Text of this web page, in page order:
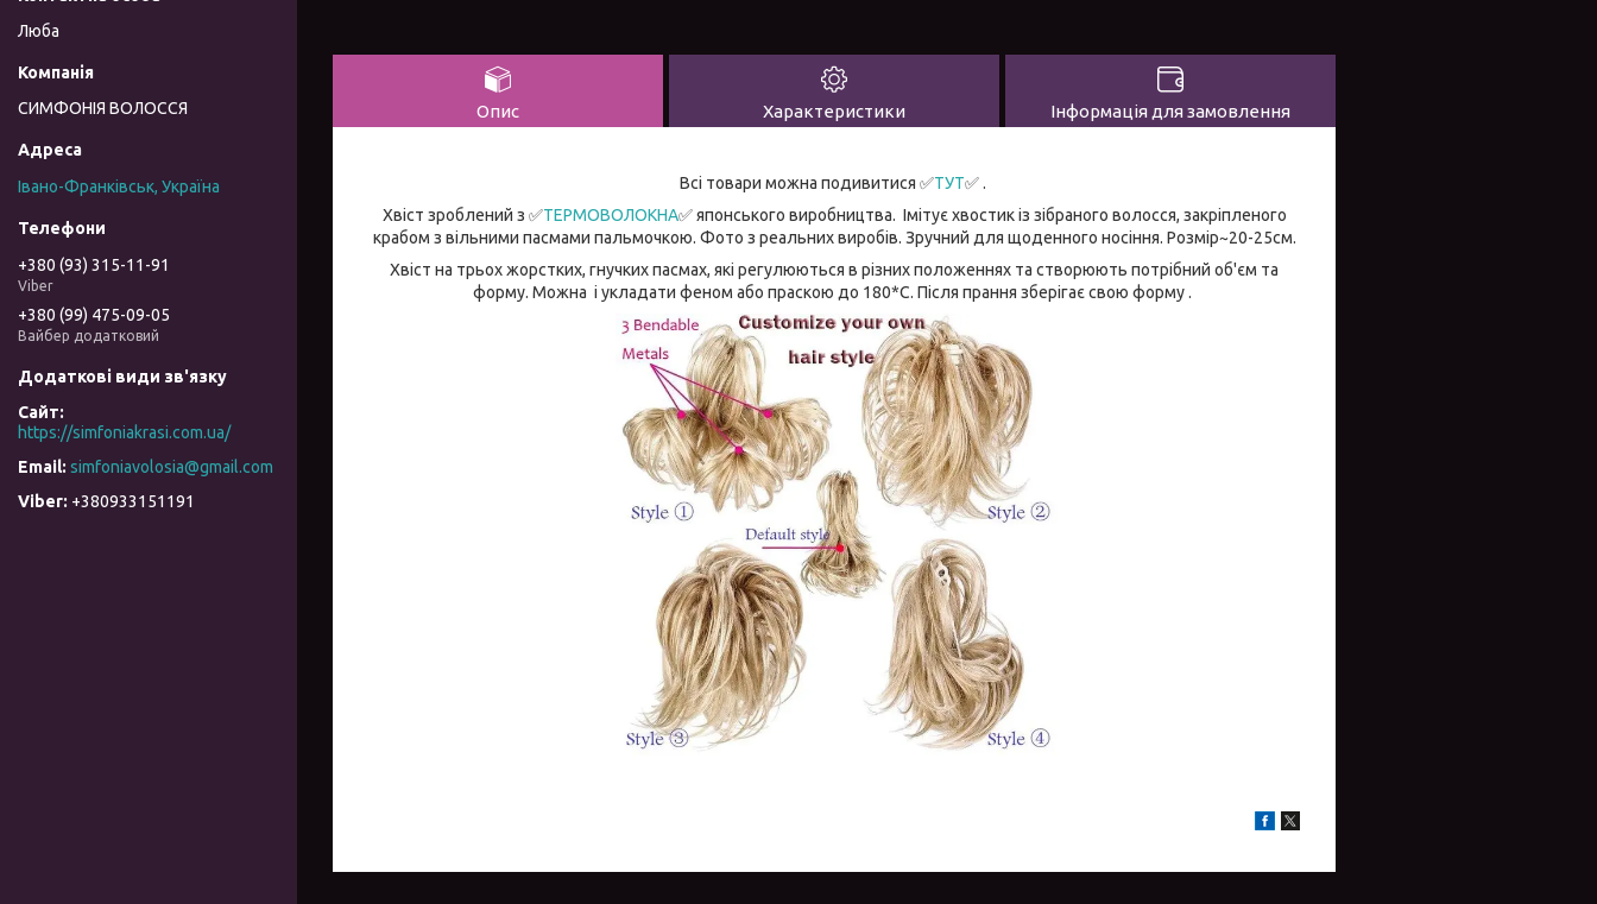
Опис Характеристики Інформація для замовлення
Всі товари можна подивитися ✅ТУТ✅ .
Хвіст зроблений з ✅ТЕРМОВОЛОКНА✅ японського виробництва. Імітує хвостик із зібраного волосся, закріпленого
крабом з вільними пасмами пальмочкою. Фото з реальних виробів. Зручний для щоденного носіння. Розмір~20-25см.
Хвіст на трьох жорстких, гнучких пасмах, які регулюються в різних положеннях та створюють потрібний об'єм та
форму. Можна і укладати феном або праскою до 180*С. Після прання зберігає свою форму .
Люба
СИМФОНІЯ ВОЛОССЯ
Івано-Франківськ, Україна
+380 (93) 315-11-91
Viber
+380 (99) 475-09-05
Вайбер додатковий
https://simfoniakrasi.com.ua/
simfoniavolosia@gmail.com
+380933151191